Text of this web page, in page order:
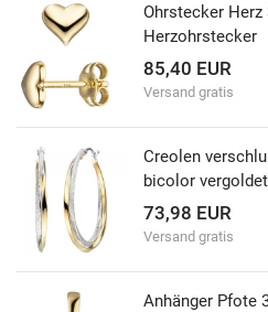
Ohrstecker Herz
Herzohrstecker
85,40 EUR
Versand gratis
Creolen
bicolor
73,98 EUR
Versand gratis
Anhänger Pfote